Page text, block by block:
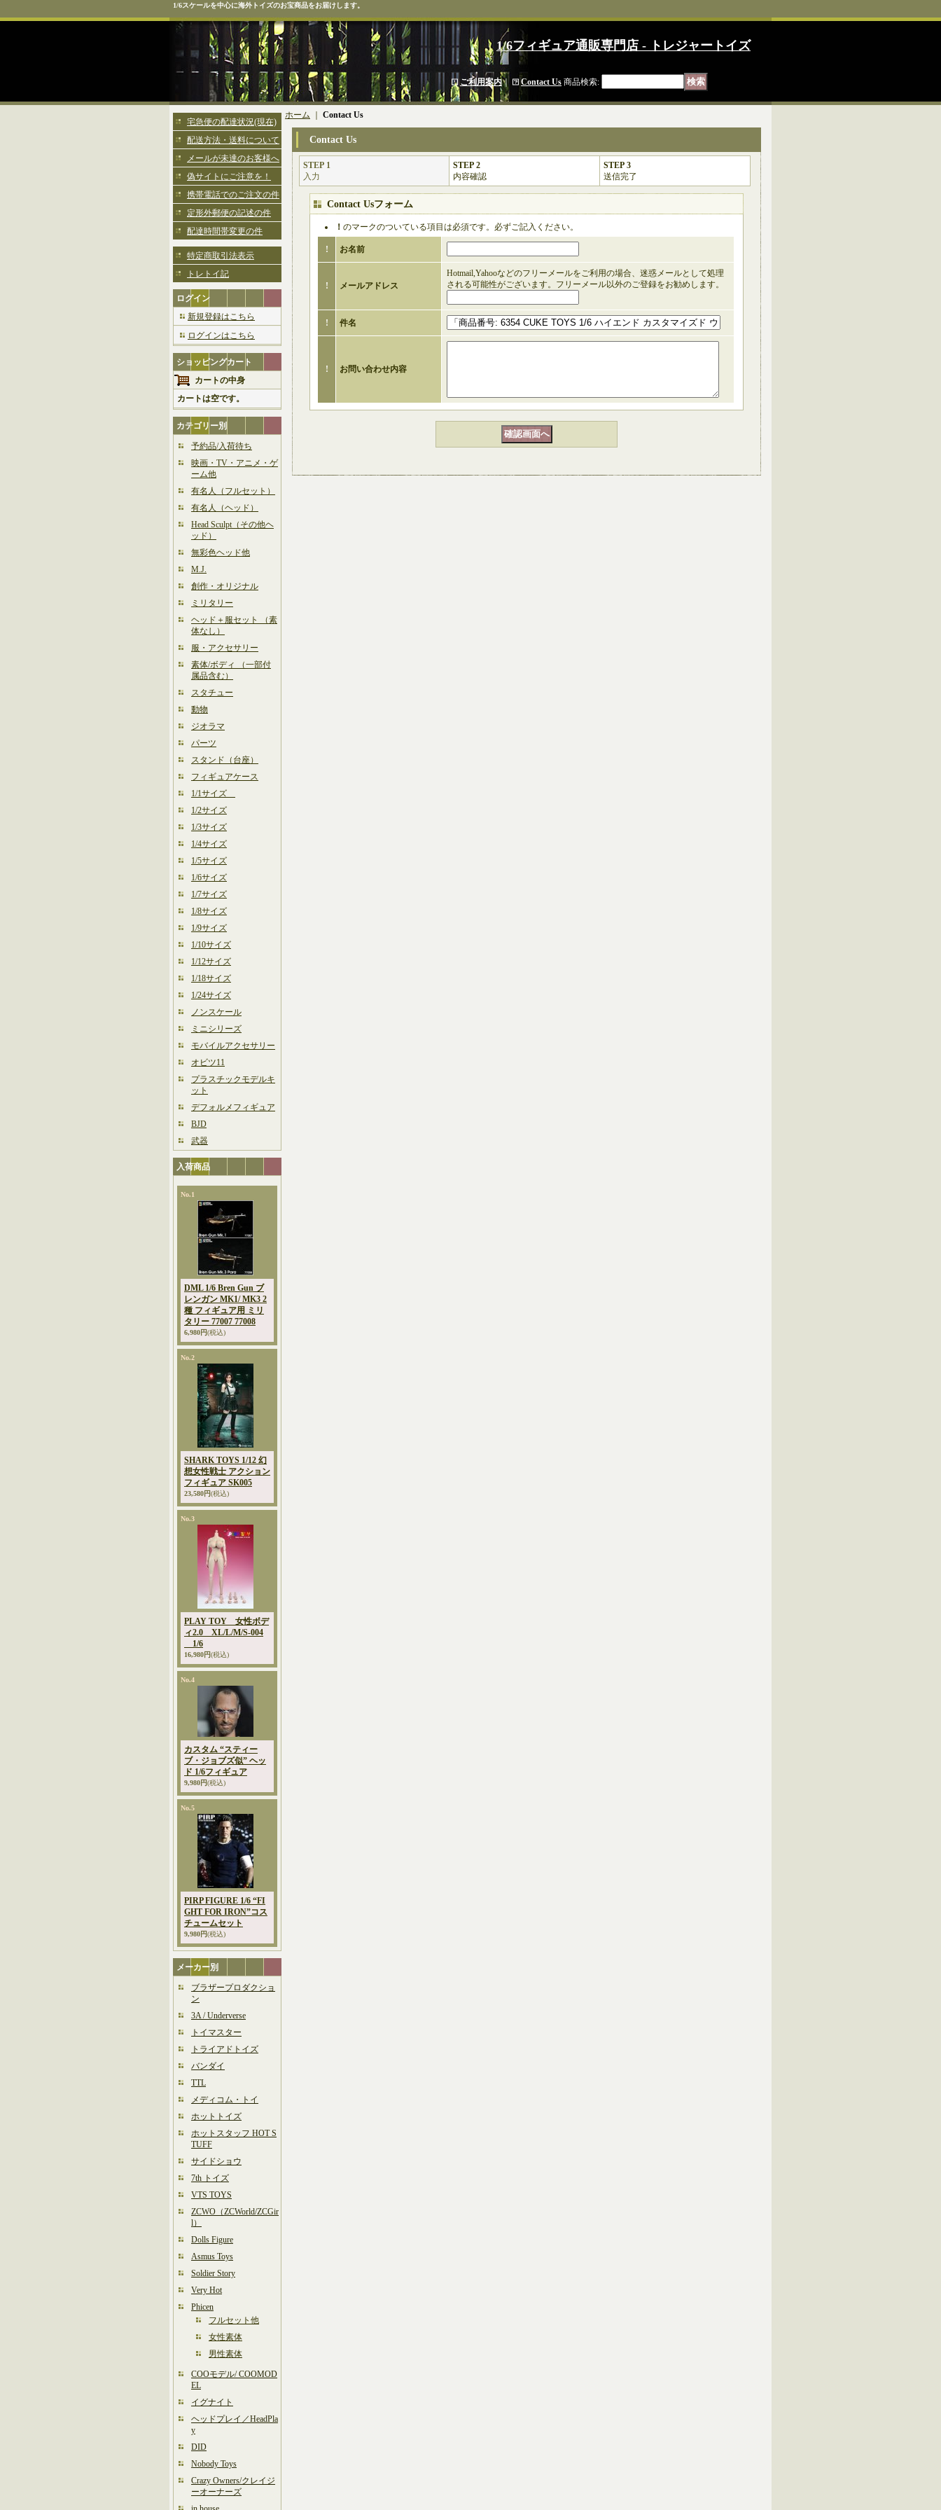
1/6スケールを中心に海外トイズのお宝商品をお届けします。
1/6フィギュア通販専門店 - トレジャートイズ
ご利用案内｜ Contact Us 商品検索:
宅急便の配達状況(現在)
配送方法・送料について
メールが未達のお客様へ
偽サイトにご注意を！
携帯電話でのご注文の件
定形外郵便の記述の件
配達時間帯変更の件
特定商取引法表示
トレトイ記
ログイン
新規登録はこちら
ログインはこちら
ショッピングカート
カートの中身
カートは空です。
カテゴリー別
予約品/入荷待ち
映画・TV・アニメ・ゲ
ーム他
有名人（フルセット）
有名人（ヘッド）
Head Sculpt（その他ヘ
ッド）
無彩色ヘッド他
M.J.
創作・オリジナル
ミリタリー
ヘッド＋服セット （素
体なし）
服・アクセサリー
素体/ボディ （一部付
属品含む）
スタチュー
動物
ジオラマ
パーツ
スタンド（台座）
フィギュアケース
1/1サイズ
1/2サイズ
1/3サイズ
1/4サイズ
1/5サイズ
1/6サイズ
1/7サイズ
1/8サイズ
1/9サイズ
1/10サイズ
1/12サイズ
1/18サイズ
1/24サイズ
ノンスケール
ミニシリーズ
モバイルアクセサリー
オビツ11
プラスチックモデルキ
ット
デフォルメフィギュア
BJD
武器
入荷商品
No.1
DML 1/6 Bren Gun ブ
レンガン MK1/ MK3 2
種 フィギュア用 ミリ
タリー 77007 77008
6,980円(税込)
No.2
SHARK TOYS 1/12 幻
想女性戦士 アクション
フィギュア SK005
23,580円(税込)
No.3
PLAY TOY 女性ボデ
ィ2.0 XL/L/M/S-004
1/6
16,980円(税込)
No.4
カスタム “スティー
ブ・ジョブズ似” ヘッ
ド 1/6フィギュア
9,980円(税込)
No.5
PIRP FIGURE 1/6 “FI
GHT FOR IRON”コス
チュームセット
9,980円(税込)
メーカー別
ブラザープロダクショ
ン
3A / Underverse
トイマスター
トライアドトイズ
バンダイ
TTL
メディコム・トイ
ホットトイズ
ホットスタッフ HOT S
TUFF
サイドショウ
7th トイズ
VTS TOYS
ZCWO（ZCWorld/ZCGir
l）
Dolls Figure
Asmus Toys
Soldier Story
Very Hot
Phicen
フルセット他
女性素体
男性素体
COOモデル/ COOMOD
EL
イグナイト
ヘッドプレイ／HeadPla
y
DID
Nobody Toys
Crazy Owners/クレイジ
ーオーナーズ
ホーム Contact Us
Contact Us
STEP 1
入力
STEP 2
内容確認
STEP 3
送信完了
Contact Usフォーム
！ のマークのついている項目は必須です。必ずご記入ください。
! お名前
! メールアドレス
Hotmail,Yahooなどのフリーメールをご利用の場合、迷惑メールとして処理
される可能性がございます。フリーメール以外のご登録をお勧めします。
! 件名
! お問い合わせ内容